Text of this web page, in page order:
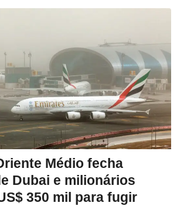
Médio fecha
Dubai e milionários
350 mil para fugir